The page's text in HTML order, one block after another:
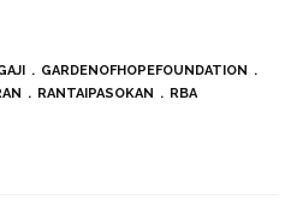
GARDENOFHOPEFOUNDATION
RANTAIPASOKAN RBA